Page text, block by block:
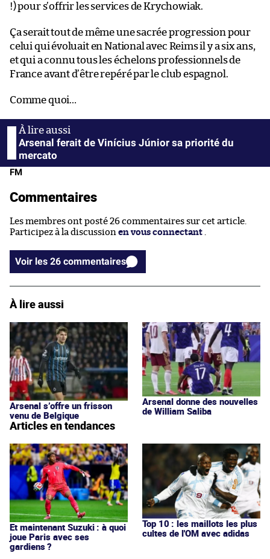
!) pour s’offrir les services de Krychowiak.
Ça serait tout de même une sacrée progression pour
celui qui évoluait en National avec Reims il y a six ans,
et qui a connu tous les échelons professionnels de
France avant d’être repéré par le club espagnol.
Comme quoi…
Arsenal ferait de Vinícius Júnior sa priorité du
mercato
FM
Commentaires
Les membres ont posté 26 commentaires sur cet article.
Participez à la discussion en vous connectant
Voir les 26 commentaires
À lire aussi
Arsenal s’offre un frisson
venu de Belgique
Arsenal donne des nouvelles
de William Saliba
Articles en tendances
Et maintenant Suzuki : à quoi
joue Paris avec ses
gardiens ?
Top 10 : les maillots les plus
cultes de l'OM avec adidas